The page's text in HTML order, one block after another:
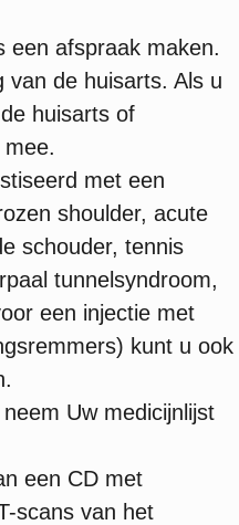
een afspraak maken.
van de huisarts. Als u
huisarts of
met een
shoulder, acute
schouder, tennis
tunnelsyndroom,
een injectie met
kunt u ook
Uw medicijnlijst
een CD met
scans van het